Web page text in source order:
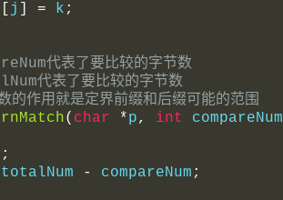
j = k ;
代表了要比较的字节数
代表了要比较的字节数
作用就是定界前缀和后缀可能的范围
( char *p, int compareNum
;
totalNum - compareNum ;